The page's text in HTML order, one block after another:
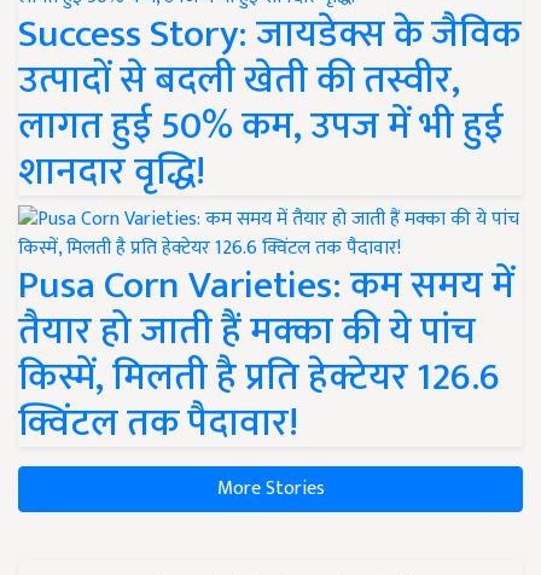
Success Story: जायडेक्स के जैविक
उत्पादों से बदली खेती की तस्वीर,
लागत हुई 50% कम, उपज में भी हुई
शानदार वृद्धि!
Pusa Corn Varieties: कम समय में
तैयार हो जाती हैं मक्का की ये पांच
किस्में, मिलती है प्रति हेक्टेयर 126.6
क्विंटल तक पैदावार!
More Stories